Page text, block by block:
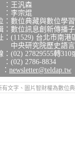
王汎森
李宗焜
：數位典藏與數位學
：數位訊息創新傳播
：(11529) 台北市南港
究院歷史語言研
：(02) 27829555轉310
2786-8834
newsletter@teldap.tw
有文字、圖片智財權為數位